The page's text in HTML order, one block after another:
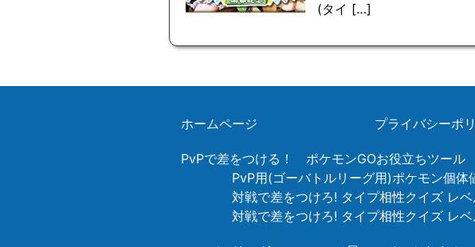
(タイ […]
ホームページ プライバシーポ
PvPで差をつける！ ポケモンGOお役立ちツール
PvP用(ゴーバトルリーグ用)ポケモン個体
対戦で差をつけろ! タイプ相性クイズ レ
対戦で差をつけろ! タイプ相性クイズ レ